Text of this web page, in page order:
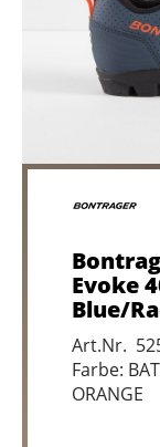
Evoke
Blue/
Art.Nr.
Farbe:
ORANGE